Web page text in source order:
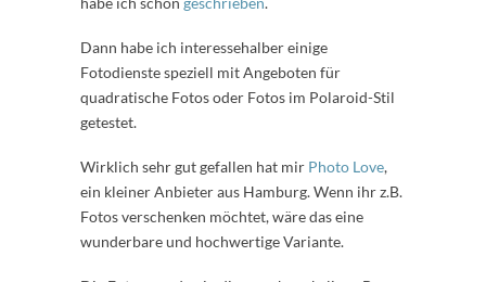
Dann habe ich interessehalber einige
Fotodienste speziell mit Angeboten für
quadratische Fotos oder Fotos im Polaroid-Stil
getestet.
Wirklich sehr gut gefallen hat mir Photo Love,
ein kleiner Anbieter aus Hamburg. Wenn ihr z.B.
Fotos verschenken möchtet, wäre das eine
wunderbare und hochwertige Variante.